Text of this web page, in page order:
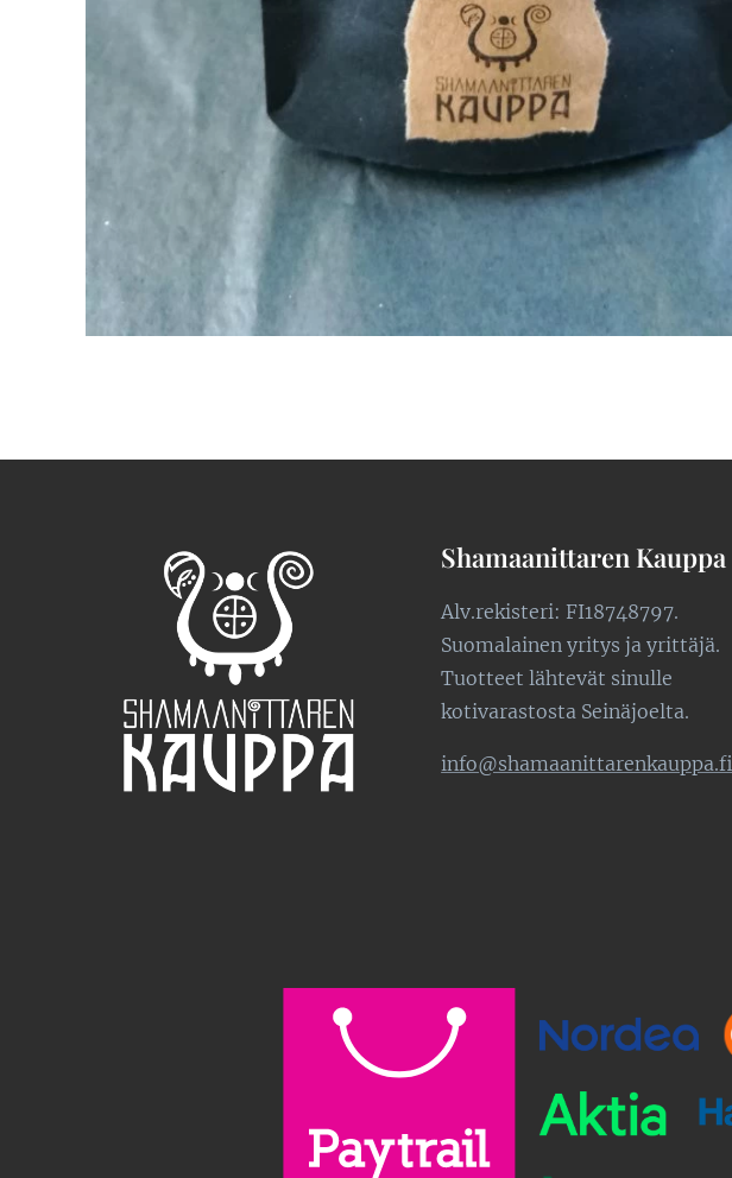
Shamaanittaren Kauppa
Alv.rekisteri: FI18748797.
Suomalainen yritys ja yrittäjä.
Tuotteet lähtevät sinulle
kotivarastosta Seinäjoelta.
info@shamaanittarenkauppa.fi